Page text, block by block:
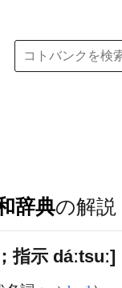
辞典の解説
指示 dáːtsuː]